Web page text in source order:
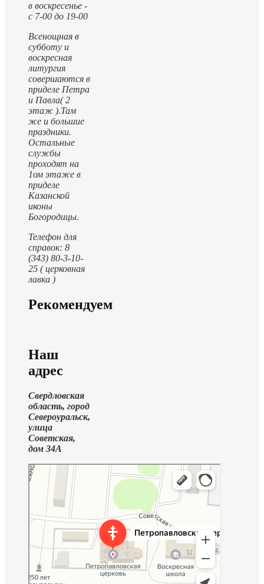
в воскресенье -
с 7-00 до 19-00
Всенощная в
субботу и
воскресная
литургия
совершаются в
приделе Петра
и Павла( 2
этаж ).Там
же и большие
праздники.
Остальные
службы
проходят на
1ом этаже в
приделе
Казанской
иконы
Богородицы.
Телефон для
справок: 8
(343) 80-3-10-
25 ( церковная
лавка )
Рекомендуем
Наш
адрес
Свердловская
область, город
Североуральск,
улица
Советская,
дом 34А